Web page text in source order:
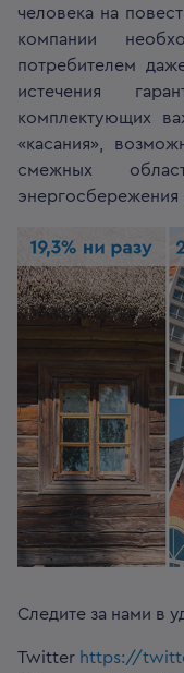
человека на
компании
потребителем
истечения
комплектующих
«касания»,
смежных
энергосбережения
Следите за нами в
Twitter https://